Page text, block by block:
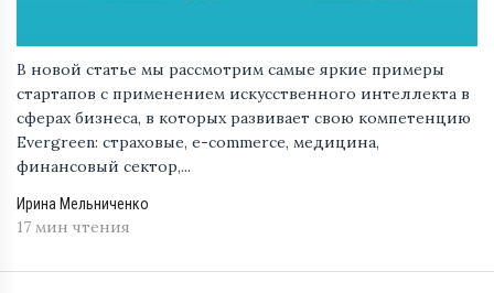
В новой статье мы рассмотрим самые яркие примеры
стартапов с применением искусственного интеллекта в
сферах бизнеса, в которых развивает свою компетенцию
Evergreen: страховые, e-commerce, медицина,
финансовый сектор,...
Ирина Мельниченко
17 мин чтения